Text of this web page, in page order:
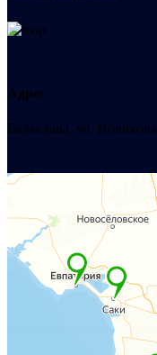
Адрес
Балаклава, ул. Новикова